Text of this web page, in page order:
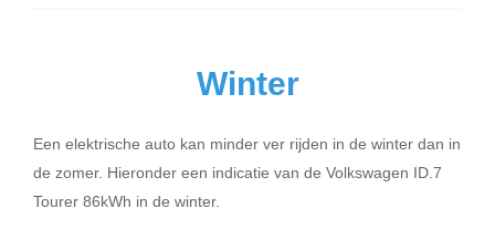
Winter
Een elektrische auto kan minder ver rijden in de winter dan in
de zomer. Hieronder een indicatie van de Volkswagen ID.7
Tourer 86kWh in de winter.